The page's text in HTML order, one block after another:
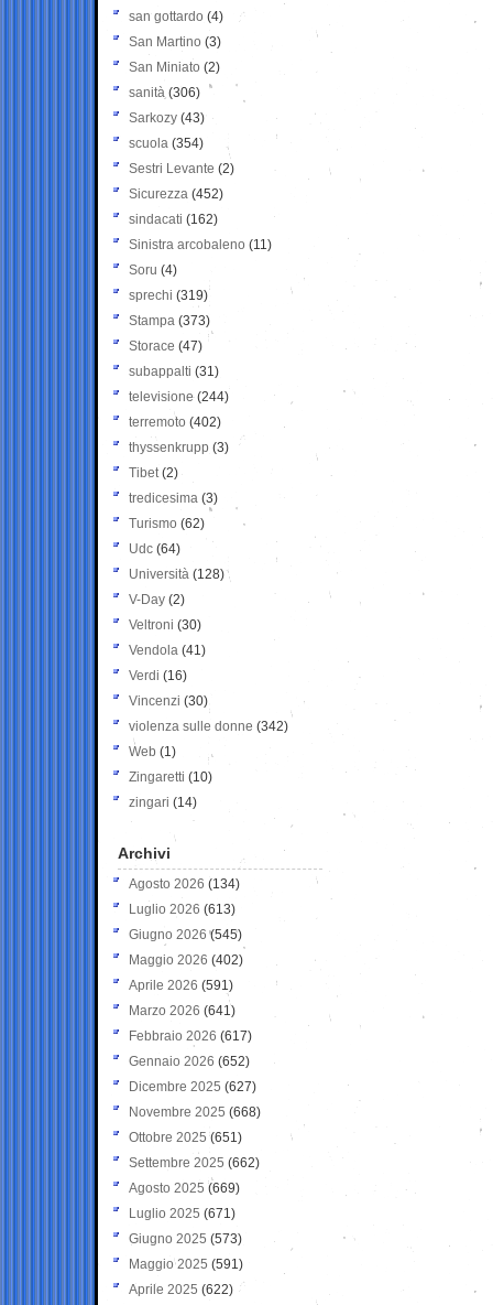
san gottardo (4)
San Martino (3)
San Miniato (2)
sanità (306)
Sarkozy (43)
scuola (354)
Sestri Levante (2)
Sicurezza (452)
sindacati (162)
Sinistra arcobaleno (11)
Soru (4)
sprechi (319)
Stampa (373)
Storace (47)
subappalti (31)
televisione(244)
terremoto (402)
thyssenkrupp (3)
Tibet(2)
tredicesima (3)
Turismo (62)
Udc (64)
Università (128)
V-Day (2)
Veltroni (30)
Vendola (41)
Verdi (16)
Vincenzi (30)
violenza sulle donne (342)
Web (1)
Zingaretti (10)
zingari (14)
Archivi
Agosto 2026 (134)
Luglio 2026 (613)
Giugno 2026 (545)
Maggio 2026 (402)
Aprile 2026 (591)
Marzo 2026 (641)
Febbraio 2026 (617)
Gennaio 2026 (652)
Dicembre 2025 (627)
Novembre 2025 (668)
Ottobre 2025 (651)
Settembre 2025 (662)
Agosto 2025 (669)
Luglio 2025 (671)
Giugno 2025 (573)
Maggio 2025 (591)
Aprile 2025 (622)